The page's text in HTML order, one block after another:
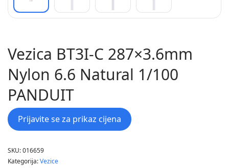
Vezica BT3I-C 287×3.6mm
Nylon 6.6 Natural 1/100
PANDUIT
Prijavite se za prikaz cijena
SKU:016659
Kategorija:Vezice